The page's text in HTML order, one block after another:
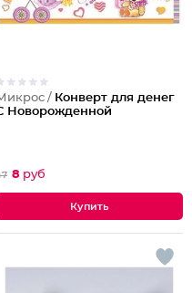
/ Конверт для денег
Новорожденной
8 руб